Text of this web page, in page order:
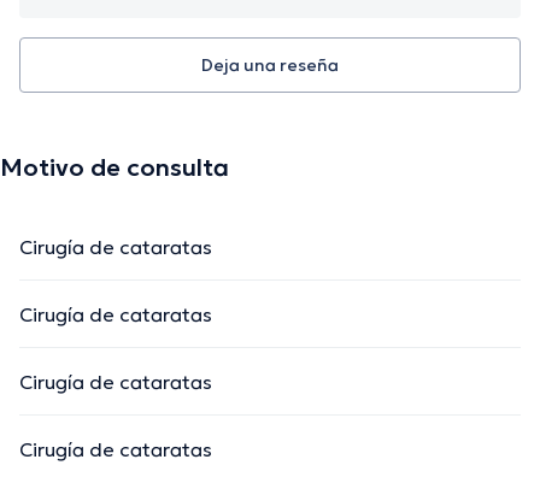
Deja una reseña
Motivo de consulta
Cirugía de cataratas
Cirugía de cataratas
Cirugía de cataratas
Cirugía de cataratas